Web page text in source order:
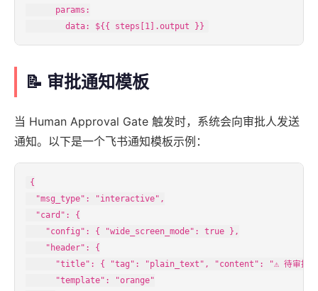
      params:
        data: ${{ steps[1].output }}
📝 审批通知模板
当 Human Approval Gate 触发时，系统会向审批人发送
通知。以下是一个飞书通知模板示例：
{
  "msg_type": "interactive",
  "card": {
    "config": { "wide_screen_mode": true },
    "header": {
"title": { "tag": "plain_text", "content": "⚠️ 待审批：
      "template": "orange"